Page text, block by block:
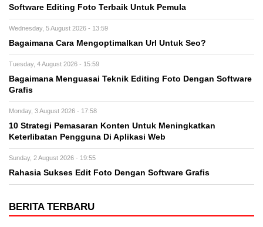
Software Editing Foto Terbaik Untuk Pemula
Wednesday, 5 August 2026 - 13:59
Bagaimana Cara Mengoptimalkan Url Untuk Seo?
Tuesday, 4 August 2026 - 15:59
Bagaimana Menguasai Teknik Editing Foto Dengan Software
Grafis
Monday, 3 August 2026 - 17:58
10 Strategi Pemasaran Konten Untuk Meningkatkan
Keterlibatan Pengguna Di Aplikasi Web
Sunday, 2 August 2026 - 19:55
Rahasia Sukses Edit Foto Dengan Software Grafis
BERITA TERBARU